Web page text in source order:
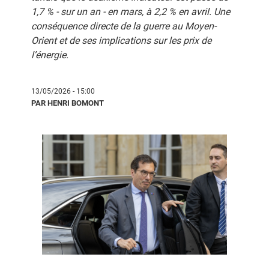
1,7 % - sur un an - en mars, à 2,2 % en avril. Une
conséquence directe de la guerre au Moyen-
Orient et de ses implications sur les prix de
l’énergie.
13/05/2026 - 15:00
PAR HENRI BOMONT